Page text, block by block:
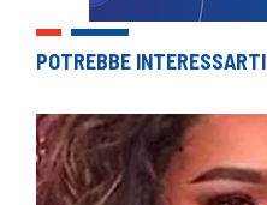
POTREBBE INTERESSARTI